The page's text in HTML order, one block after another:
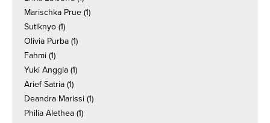
Marischka Prue (1)
Sutiknyo (1)
Olivia Purba (1)
Fahmi (1)
Yuki Anggia (1)
Arief Satria (1)
Deandra Marissi (1)
Philia Alethea (1)